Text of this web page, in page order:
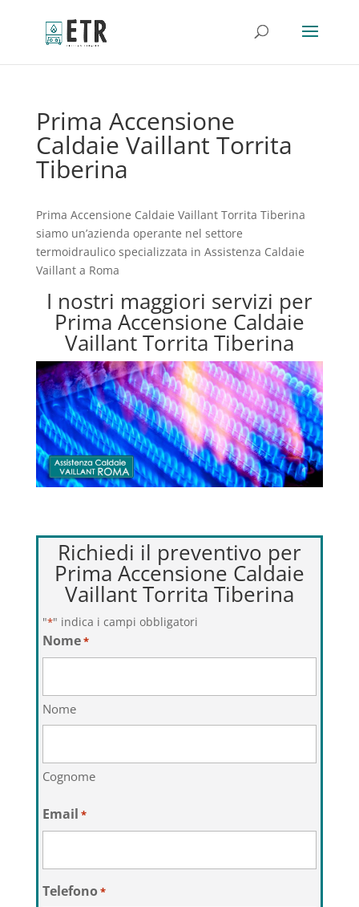
Prima Accensione
Caldaie Vaillant Torrita
Tiberina
Prima Accensione Caldaie Vaillant Torrita Tiberina
siamo un’azienda operante nel settore
termoidraulico specializzata in Assistenza Caldaie
Vaillant a Roma
I nostri maggiori servizi per
Prima Accensione Caldaie
Vaillant Torrita Tiberina
Richiedi il preventivo per
Prima Accensione Caldaie
Vaillant Torrita Tiberina
"*" indica i campi obbligatori
Nome*
Nome
Cognome
Email *
Telefono*